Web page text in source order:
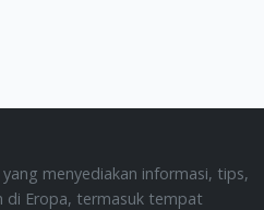
menyediakan informasi, tips,
di Eropa, termasuk tempat